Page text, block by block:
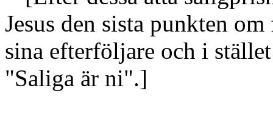
Jesus den sista punkten
sina efterföljare och i
"Saliga är ni".]